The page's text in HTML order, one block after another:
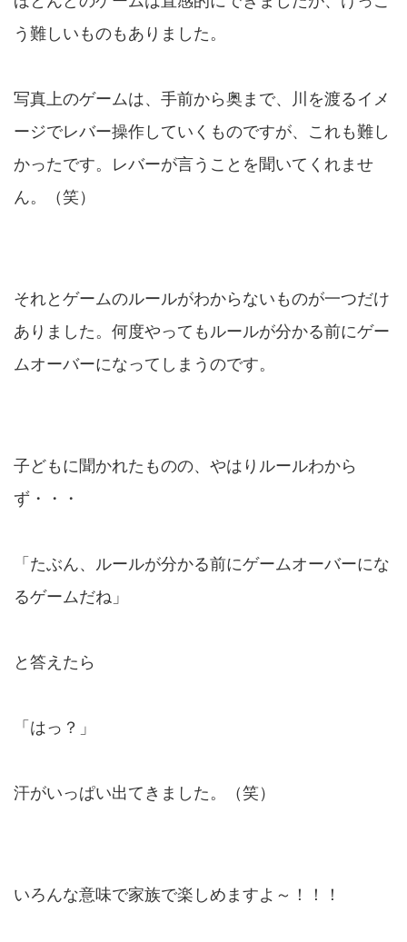
う難しいものもありました。
写真上のゲームは、手前から奥まで、川を渡るイメ
ージでレバー操作していくものですが、これも難し
かったです。レバーが言うことを聞いてくれませ
ん。（笑）
それとゲームのルールがわからないものが一つだけ
ありました。何度やってもルールが分かる前にゲー
ムオーバーになってしまうのです。
子どもに聞かれたものの、やはりルールわから
ず・・・
「たぶん、ルールが分かる前にゲームオーバーにな
るゲームだね」
と答えたら
「はっ？」
汗がいっぱい出てきました。（笑）
いろんな意味で家族で楽しめますよ～！！！